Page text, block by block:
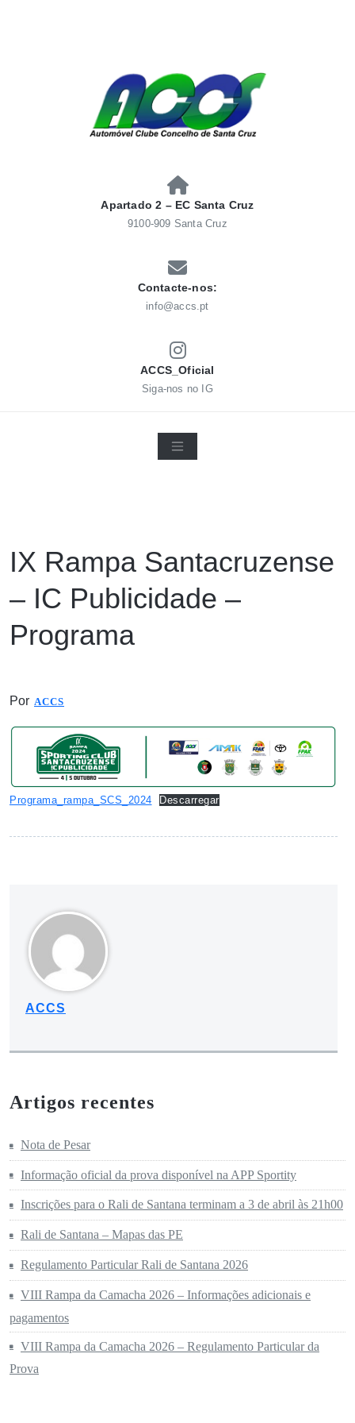
CONCELHO SANTACRUZ
Apartado 2 – EC Santa Cruz
9100-909 Santa Cruz
Contacte-nos:
info@accs.pt
ACCS_Oficial
Siga-nos no IG
IX Rampa Santacruzense
– IC Publicidade –
Programa
Por ACCS
Programa_rampa_SCS_2024 Descarregar
ACCS
Artigos recentes
Nota de Pesar
Informação oficial da prova disponível na APP Sportity
Inscrições para o Rali de Santana terminam a 3 de abril às 21h00
Rali de Santana – Mapas das PE
Regulamento Particular Rali de Santana 2026
VIII Rampa da Camacha 2026 – Informações adicionais e
pagamentos
VIII Rampa da Camacha 2026 – Regulamento Particular da
Prova